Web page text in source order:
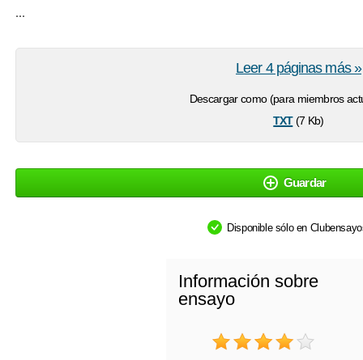
...
Descargar como (para miembros
txt(7 Kb)
Leer 4 páginas más »
Guardar
Disponible sólo en
Información sobre
ensayo